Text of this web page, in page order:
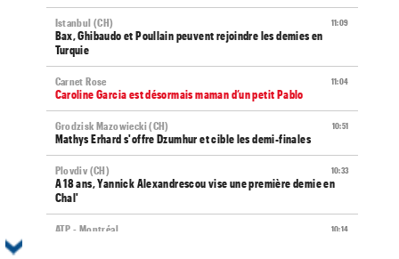
11:09
Istanbul (CH)
Bax, Ghibaudo et Poullain peuvent rejoindre les demies en
Turquie
11:04
Carnet Rose
Caroline Garcia est désormais maman d’un petit Pablo
10:51
Grodzisk Mazowiecki (CH)
Mathys Erhard s'offre Dzumhur et cible les demi-finales
10:33
Plovdiv (CH)
A 18 ans, Yannick Alexandrescou vise une première demie en
Chal'
10:14
ATP - Montréal